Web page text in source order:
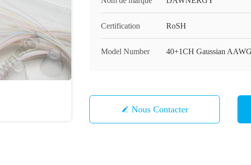
Certification RoSH
Model Number 40+1CH Gaussian
Nous Contacter